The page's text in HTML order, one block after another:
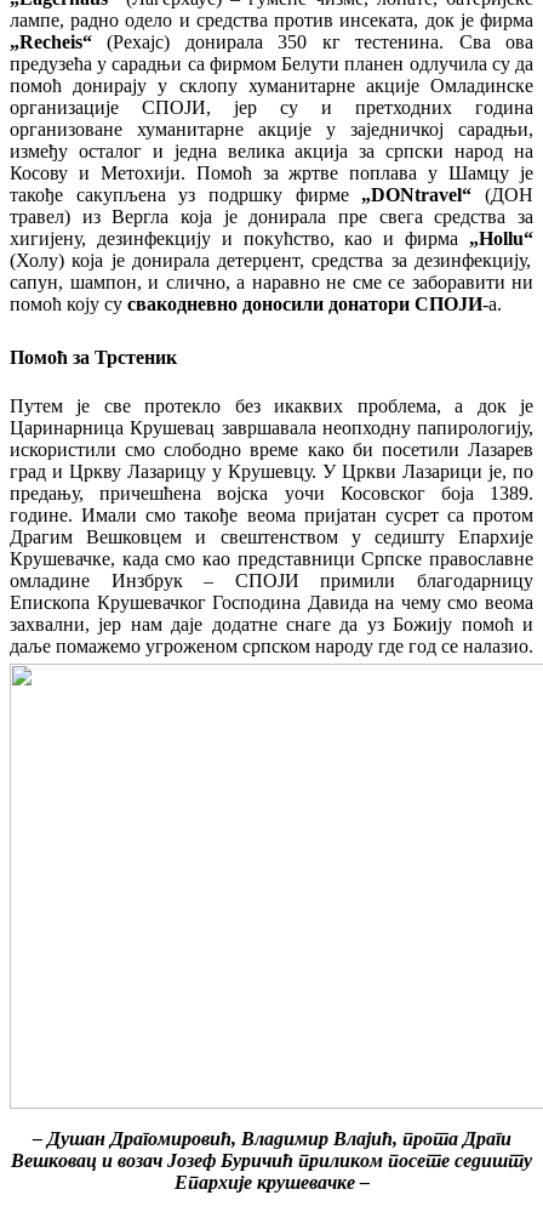
лампе, радно одело и средства против инсеката, док је фирма
„Recheis“ (Рехајс) донирала 350 кг тестенина. Сва ова
предузећа у сарадњи са фирмом Белути планен одлучила су да
помоћ донирају у склопу хуманитарне акције Омладинске
организације СПОЈИ, јер су и претходних година
организоване хуманитарне акције у заједничкој сарадњи,
између осталог и једна велика акција за српски народ на
Косову и Метохији. Помоћ за жртве поплава у Шамцу је
такође сакупљена уз подршку фирме „DONtravel“ (ДОН
травел) из Вергла која је донирала пре свега средства за
хигијену, дезинфекцију и покућство, као и фирма „Hollu“
(Холу) која је донирала детерџент, средства за дезинфекцију,
сапун, шампон, и слично, а наравно не сме се заборавити ни
помоћ коју су свакодневно доносили донатори СПОЈИ-а.
Помоћ за Трстеник
Путем је све протекло без икаквих проблема, а док је
Царинарница Крушевац завршавала неопходну папирологију,
искористили смо слободно време како би посетили Лазарев
град и Цркву Лазарицу у Крушевцу. У Цркви Лазарици је, по
предању, причешћена војска уочи Косовског боја 1389.
године. Имали смо такође веома пријатан сусрет са протом
Драгим Вешковцем и свештенством у седишту Епархије
Крушевачке, када смо као представници Српске православне
омладине Инзбрук – СПОЈИ примили благодарницу
Епископа Крушевачког Господина Давида на чему смо веома
захвални, јер нам даје додатне снаге да уз Божију помоћ и
даље помажемо угроженом српском народу где год се налазио.
– Душан Драгомировић, Владимир Влајић, прота Драги
Вешковац и возач Јозеф Буричић приликом посете седишту
Епархије крушевачке –